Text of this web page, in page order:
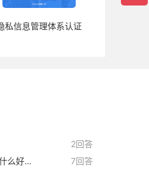
私信息管理体系认证
2回答
么好建
7回答